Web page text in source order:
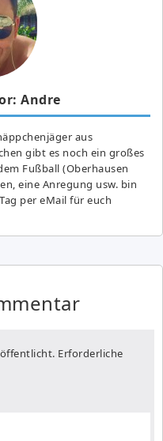
Andre
aus
gibt es noch ein großes
Fußball (Oberhausen
eine Anregung usw. bin
per eMail für euch
Erforderliche